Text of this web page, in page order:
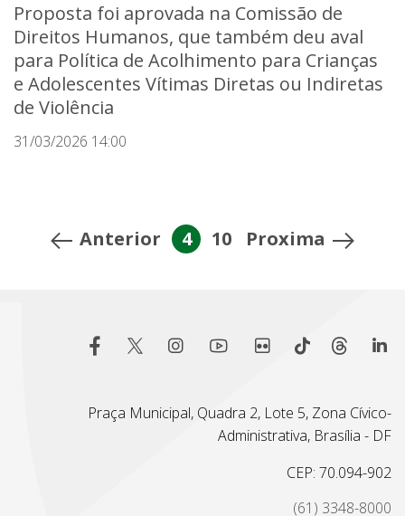
Proposta foi aprovada na Comissão de
Direitos Humanos, que também deu aval
para Política de Acolhimento para Crianças
e Adolescentes Vítimas Diretas ou Indiretas
de Violência
31/03/2026 14:00
Anterior 4 10 Proxima
Praça Municipal, Quadra 2, Lote 5, Zona Cívico-
Administrativa, Brasília - DF
CEP: 70.094-902
(61) 3348-8000